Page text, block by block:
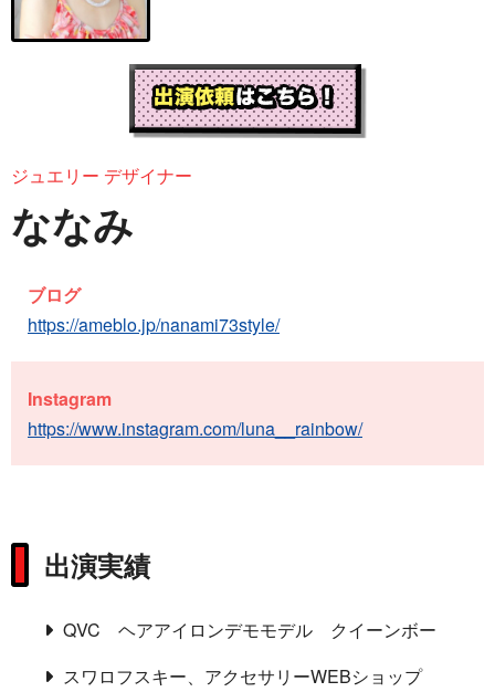
ジュエリー デザイナー
ななみ
ブログ
https://ameblo.jp/nanami73style/
Instagram
https://www.instagram.com/luna__rainbow/
出演実績
QVC ヘアアイロンデモモデル クイーンボー
スワロフスキー、アクセサリーWEBショップ